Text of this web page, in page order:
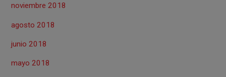
noviembre 2018
agosto 2018
junio 2018
mayo 2018